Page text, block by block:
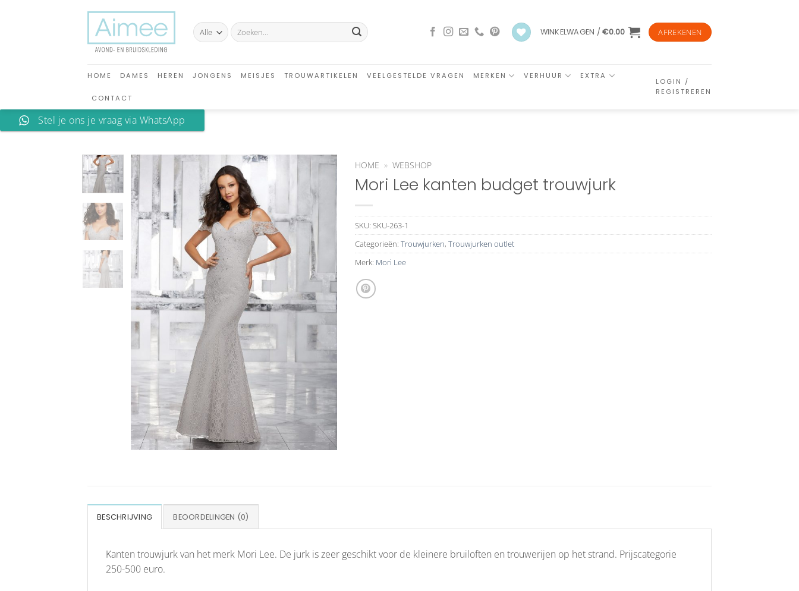
Zoeken
naar:
WINKELWAGEN /€0.00 AFREKENEN
HOME DAMES HEREN JONGENS MEISJES TROUWARTIKELEN VEELGESTELDE VRAGEN MERKEN VERHUUR EXTRA
CONTACT
LOGIN /
REGISTREREN
Stel je ons je vraag via WhatsApp
Aan
toevoegen
HOME » WEBSHOP
Mori Lee kanten budget trouwjurk
SKU: SKU-263-1
Categorieën: Trouwjurken, Trouwjurken outlet
Merk: Mori Lee
BESCHRIJVING BEOORDELINGEN (0)
Kanten trouwjurk van het merk Mori Lee. De jurk is zeer geschikt voor de kleinere bruiloften en trouwerijen op het strand. Prijscategorie
250-500 euro.